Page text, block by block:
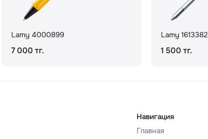
Lamy 4000899
7 000 тг.
Lamy 1613382
1 500 тг.
Навигация
Главная